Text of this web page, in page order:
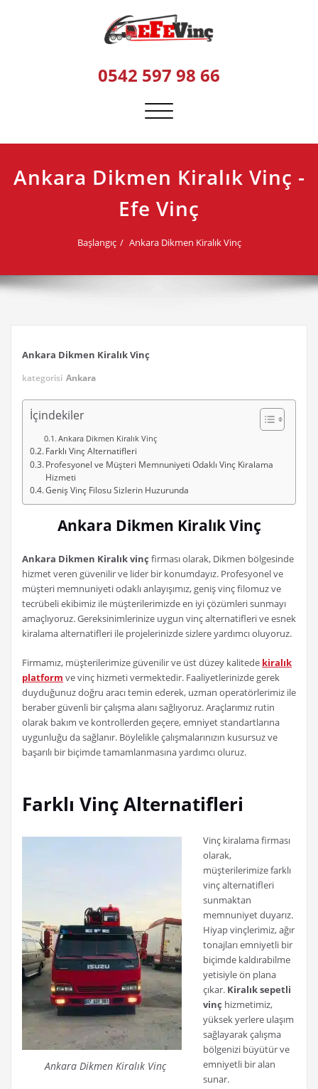
0542 597 98 66
Navigasyonu
Ankara Dikmen Kiralık Vinç -
Efe Vinç
Başlangıç Ankara Dikmen Kiralık Vinç
Ankara Dikmen Kiralık Vinç
kategorisi Ankara
İçindekiler
Ankara Dikmen Kiralık Vinç
Farklı Vinç Alternatifleri
Profesyonel ve Müşteri Memnuniyeti Odaklı Vinç Kiralama
Hizmeti
Geniş Vinç Filosu Sizlerin Huzurunda
Ankara Dikmen Kiralık Vinç
Ankara Dikmen Kiralık vinç firması olarak, Dikmen bölgesinde
hizmet veren güvenilir ve lider bir konumdayız. Profesyonel ve
müşteri memnuniyeti odaklı anlayışımız, geniş vinç filomuz ve
tecrübeli ekibimiz ile müşterilerimizde en iyi çözümleri sunmayı
amaçlıyoruz. Gereksinimlerinize uygun vinç alternatifleri ve esnek
kiralama alternatifleri ile projelerinizde sizlere yardımcı oluyoruz.
Firmamız, müşterilerimize güvenilir ve üst düzey kalitede kiralık
platform ve vinç hizmeti vermektedir. Faaliyetlerinizde gerek
duyduğunuz doğru aracı temin ederek, uzman operatörlerimiz ile
beraber güvenli bir çalışma alanı sağlıyoruz. Araçlarımız rutin
olarak bakım ve kontrollerden geçere, emniyet standartlarına
uygunluğu da sağlanır. Böylelikle çalışmalarınızın kusursuz ve
başarılı bir biçimde tamamlanmasına yardımcı oluruz.
Farklı Vinç Alternatifleri
Ankara Dikmen Kiralık Vinç
Vinç kiralama firması
olarak,
müşterilerimize farklı
vinç alternatifleri
sunmaktan
memnuniyet duyarız.
Hiyap vinçlerimiz, ağır
tonajları emniyetli bir
biçimde kaldırabilme
yetisiyle ön plana
çıkar. Kiralık sepetli
vinç hizmetimiz,
yüksek yerlere ulaşım
sağlayarak çalışma
bölgenizi büyütür ve
emniyetli bir alan
sunar.